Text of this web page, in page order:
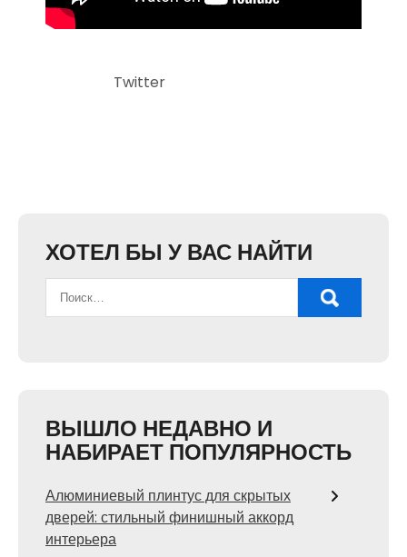
Twitter
ХОТЕЛ БЫ У ВАС НАЙТИ
ВЫШЛО НЕДАВНО И
НАБИРАЕТ ПОПУЛЯРНОСТЬ
Алюминиевый плинтус для скрытых
дверей: стильный финишный аккорд
интерьера